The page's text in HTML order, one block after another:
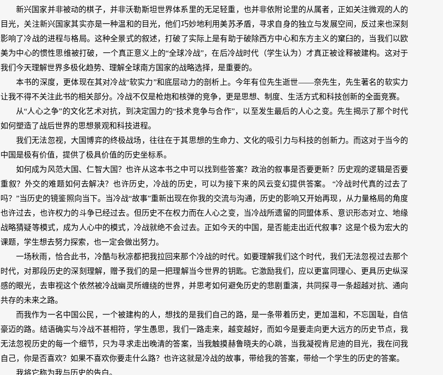
新兴国家并非被动的棋子，并非沃勒斯坦世界体系里的无足轻重，也并非依附论里的从属者，正如关注微观的人的
目光，关注新兴国家其实亦是一种温和的目光，他们巧妙地利用美苏矛盾，寻求自身的独立与发展空间，反过来也深刻
影响了冷战的进程与格局。这种全景式的叙述，打破了实际上是有助于破除西方中心和东方主义的窠臼的，当我们以欧
美为中心的惯性思维被打破，一个真正意义上的“全球冷战”，在后冷战时代（学生认为）才真正被诠释被建构。这对于
我们今天理解世界多极化趋势、理解全球南方国家的战略选择，是重要的。
本书的深度，更体现在其对冷战“软实力”和底层动力的剖析上。今年有位先生逝世——奈先生，先生著名的软实力
让我不得不关注此书的相关部分。冷战不仅是枪炮和核弹的竞争，更是思想、制度、生活方式和科技创新的全面竞赛。
从“人心之争”的文化艺术对抗，到决定国力的“技术竞争与合作”，以至发生最后的人心之变。先生揭示了那个时代
如何塑造了战后世界的思想景观和科技进程。
我们无法忽视，大国博弈的终极战场，往往在于其思想的生命力、文化的吸引力与科技的创新力。而这对于当今的
中国是极有价值，提供了极具价值的历史坐标系。
如何成为风范大国、仁智大国？也许从这本书之中可以找到些答案？政治的叙事是否要更新？历史观的逻辑是否要
重叙？外交的难题如何去解决？也许历史，冷战的历史，可以为接下来的风云变幻提供答案。 “冷战时代真的过去了
吗？”当历史的镜鉴照向当下。当冷战“故事”重新出现在你我的交流与沟通，历史的影响又开始再现，从力量格局的角度
也许过去，也许权力的斗争已经过去。但历史不在权力而在人心之变，当冷战所遗留的同盟体系、意识形态对立、地缘
战略猜疑等模式，成为人心中的模式，冷战就绝不会过去。正如今天的中国，是否能走出近代叙事？这是个极为宏大的
课题，学生想去努力探索，也一定会做出努力。
一场秋雨，恰合此书，冷酷与秋凉都把我拉回来那个冷战的时代。如要理解我们这个时代，我们无法忽视过去那个
时代，对那段历史的深刻理解，赠予我们的是一把理解当今世界的钥匙。它激励我们，应以更富同理心、更具历史纵深
感的眼光，去审视这个依然被冷战幽灵所缠绕的世界，并思考如何避免历史的悲剧重演，共同探寻一条超越对抗、通向
共存的未来之路。
而我作为一名中国公民，一个被建构的人，想找的是我们自己的路，是一条带着历史，更加温和，不忘国耻，自信
豪迈的路。结语确实与冷战不甚相符，学生愚思，我们一路走来，越变越好，而如今是要走向更大远方的历史节点，我
无法忽视历史的每一个细节，只为寻求走出晚清的答案，当我触摸赫鲁晓夫的心跳，当我凝视肯尼迪的目光，我在问我
自己，你是否喜欢？如果不喜欢你要走什么路？也许这就是冷战的故事，带给我的答案，带给一个学生的历史的答案。
我将它称为我与历史的告白。